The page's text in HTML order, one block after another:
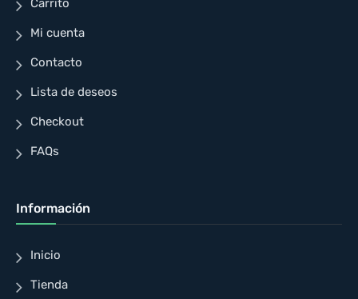
Mi cuenta
Contacto
Lista de deseos
Checkout
FAQs
Información
Inicio
Tienda